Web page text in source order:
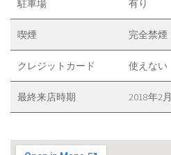
駐車場 有り
喫煙 完全禁煙
クレジットカード 使えない
最終来店時期 2018年2月